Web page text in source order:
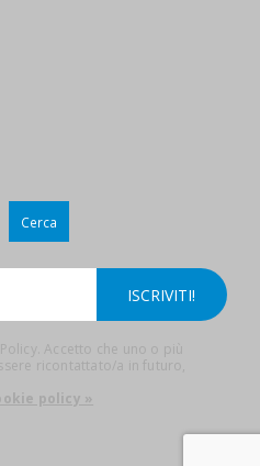
Cerca
Accetto che uno o più
ricontattato/a in futuro,
policy »